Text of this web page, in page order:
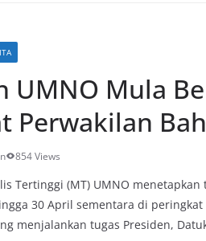
UMNO Mula
Perwakilan
854 Views
Tertinggi (MT) UMNO
30 April sementara di
menjalankan tugas Presiden,